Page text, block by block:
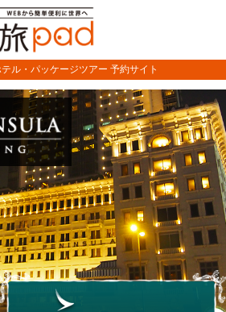
ル・パッケージツアー 予約サイト